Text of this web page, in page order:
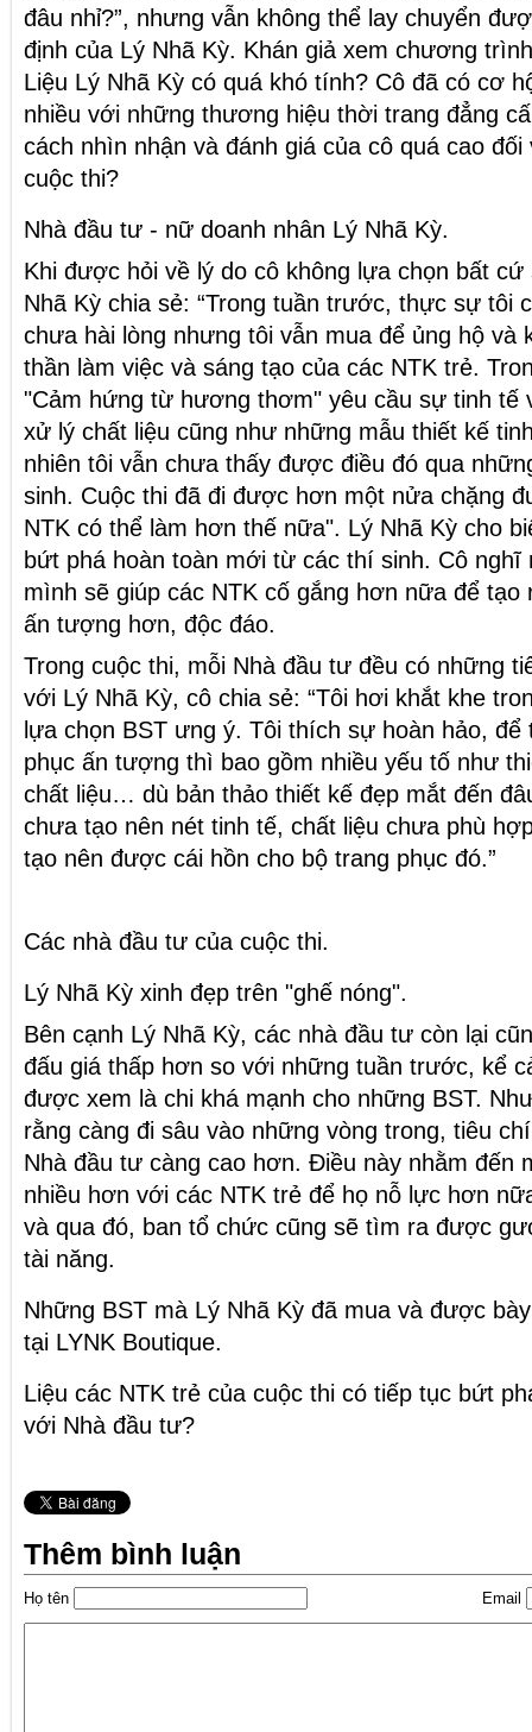
đâu nhỉ?”, nhưng vẫn không thể lay chuyển
định của Lý Nhã Kỳ. Khán giả xem chương
Liệu Lý Nhã Kỳ có quá khó tính? Cô đã có cơ
nhiều với những thương hiệu thời trang đẳng
cách nhìn nhận và đánh giá của cô quá cao
cuộc thi?
Nhà đầu tư - nữ doanh nhân Lý Nhã Kỳ.
Khi được hỏi về lý do cô không lựa chọn bất cứ
Nhã Kỳ chia sẻ: “Trong tuần trước, thực sự tôi
chưa hài lòng nhưng tôi vẫn mua để ủng hộ và
thần làm việc và sáng tạo của các NTK trẻ.
"Cảm hứng từ hương thơm" yêu cầu sự tinh tế
xử lý chất liệu cũng như những mẫu thiết kế
nhiên tôi vẫn chưa thấy được điều đó qua
sinh. Cuộc thi đã đi được hơn một nửa chặng
NTK có thể làm hơn thế nữa". Lý Nhã Kỳ cho
bứt phá hoàn toàn mới từ các thí sinh. Cô nghĩ
mình sẽ giúp các NTK cố gắng hơn nữa để tạo
ấn tượng hơn, độc đáo.
Trong cuộc thi, mỗi Nhà đầu tư đều có những
với Lý Nhã Kỳ, cô chia sẻ: “Tôi hơi khắt khe
lựa chọn BST ưng ý. Tôi thích sự hoàn hảo, để
phục ấn tượng thì bao gồm nhiều yếu tố như
chất liệu… dù bản thảo thiết kế đẹp mắt đến
chưa tạo nên nét tinh tế, chất liệu chưa phù
tạo nên được cái hồn cho bộ trang phục đó.”
Các nhà đầu tư của cuộc thi.
Lý Nhã Kỳ xinh đẹp trên "ghế nóng".
Bên cạnh Lý Nhã Kỳ, các nhà đầu tư còn lại
đấu giá thấp hơn so với những tuần trước, kể
được xem là chi khá mạnh cho những BST.
rằng càng đi sâu vào những vòng trong, tiêu
Nhà đầu tư càng cao hơn. Điều này nhằm đến
nhiều hơn với các NTK trẻ để họ nỗ lực hơn
và qua đó, ban tổ chức cũng sẽ tìm ra được
tài năng.
Những BST mà Lý Nhã Kỳ đã mua và được
tại LYNK Boutique.
Liệu các NTK trẻ của cuộc thi có tiếp tục bứt
với Nhà đầu tư?
Thêm bình luận
Họ tên Email